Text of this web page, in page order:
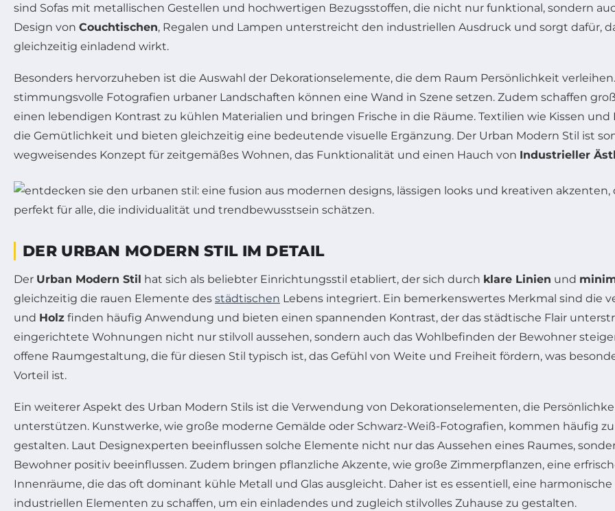
sind Sofas mit metallischen Gestellen und hochwertigen Bezugsstoffen, die nicht nur funktional, sondern
Design von Couchtischen, Regalen und Lampen unterstreicht den industriellen Ausdruck und sorgt dafür,
gleichzeitig einladend wirkt.
Besonders hervorzuheben ist die Auswahl der Dekorationselemente, die dem Raum Persönlichkeit
stimmungsvolle Fotografien urbaner Landschaften können eine Wand in Szene setzen. Zudem schaffen
einen lebendigen Kontrast zu kühlen Materialien und bringen Frische in die Räume. Textilien wie Kissen
die Gemütlichkeit und bieten gleichzeitig eine bedeutende visuelle Ergänzung. Der Urban Modern Stil ist
wegweisendes Konzept für zeitgemäßes Wohnen, das Funktionalität und einen Hauch von Industrieller
DER URBAN MODERN STIL IM DETAIL
Der Urban Modern Stil hat sich als beliebter Einrichtungsstil etabliert, der sich durch klare Linien und
gleichzeitig die rauen Elemente des städtischen Lebens integriert. Ein bemerkenswertes Merkmal sind die
und Holz finden häufig Anwendung und bieten einen spannenden Kontrast, der das städtische Flair
eingerichtete Wohnungen nicht nur stilvoll aussehen, sondern auch das Wohlbefinden der Bewohner
offene Raumgestaltung, die für diesen Stil typisch ist, das Gefühl von Weite und Freiheit fördern, was
Vorteil ist.
Ein weiterer Aspekt des Urban Modern Stils ist die Verwendung von Dekorationselementen, die
unterstützen. Kunstwerke, wie große moderne Gemälde oder Schwarz-Weiß-Fotografien, kommen häufig
gestalten. Laut Designexperten beeinflussen solche Elemente nicht nur das Aussehen eines Raumes,
Bewohner positiv beeinflussen. Zudem bringen pflanzliche Akzente, wie große Zimmerpflanzen, eine
Innenräume, die das oft dominant kühle Metall und Glas ausgleicht. Daher ist es essentiell, eine
industriellen Elementen zu schaffen, um ein einladendes und zugleich stilvolles Zuhause zu gestalten.